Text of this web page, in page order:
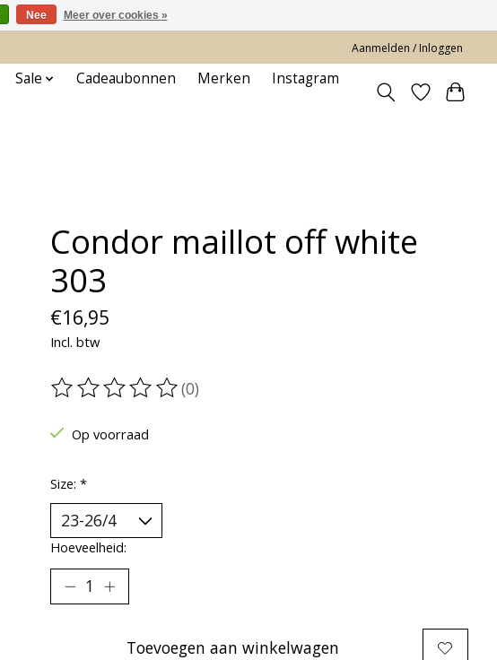
Aanmelden / Inloggen
Sale Cadeaubonnen Merken
Instagram
Condor maillot off white
303
€16,95
Incl. btw
De beoordeling van dit product is
(0)
Op voorraad
Size: *
Hoeveelheid:
Toevoegen aan winkelwagen
Nee Meer over cookies »